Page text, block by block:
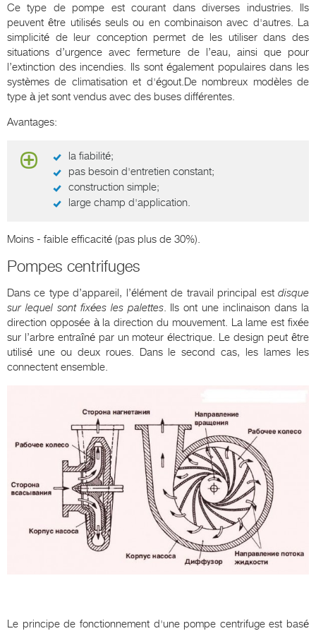
Ce type de pompe est courant dans diverses industries. Ils
peuvent être utilisés seuls ou en combinaison avec d'autres. La
simplicité de leur conception permet de les utiliser dans des
situations d’urgence avec fermeture de l’eau, ainsi que pour
l’extinction des incendies. Ils sont également populaires dans les
systèmes de climatisation et d'égout.De nombreux modèles de
type à jet sont vendus avec des buses différentes.
Avantages:
la fiabilité;
pas besoin d'entretien constant;
construction simple;
large champ d'application.
Moins - faible efficacité (pas plus de 30%).
Pompes centrifuges
Dans ce type d’appareil, l’élément de travail principal est disque
sur lequel sont fixées les palettes. Ils ont une inclinaison dans la
direction opposée à la direction du mouvement. La lame est fixée
sur l’arbre entraîné par un moteur électrique. Le design peut être
utilisé une ou deux roues. Dans le second cas, les lames les
connectent ensemble.
Le principe de fonctionnement d'une pompe centrifuge est basé